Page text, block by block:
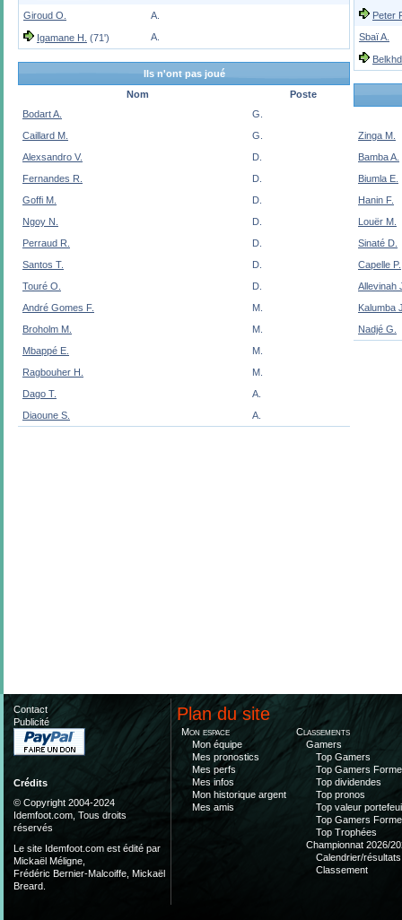
Giroud O. A.
Igamane H. (71') A.
Ils n'ont pas joué
Nom
Poste
Bodart A.
G.
Caillard M.
G.
Alexsandro V.
D.
Fernandes R.
D.
Goffi M.
D.
Ngoy N.
D.
Perraud R.
D.
Santos T.
D.
Touré O.
D.
André Gomes F.
M.
Broholm M.
M.
Mbappé E.
M.
Ragbouher H.
M.
Dago T.
A.
Diaoune S.
A.
Peter
Sbaï A.
Zinga M.
Bamba A.
Biumla E.
Hanin F.
Louër M.
Sinaté D.
Capelle P.
Allevinah
Kalumba
Nadjé G.
Contact
Publicité
Crédits
© Copyright 2004-2024
Idemfoot.com, Tous droits
réservés
Le site Idemfoot.com est édité par
Mickaël Méligne,
Frédéric Bernier-Malcoiffe, Mickaël
Breard.
Plan du site
Mon espace
Mon équipe
Mes pronostics
Mes perfs
Mes infos
Mon historique argent
Mes amis
Classements
Gamers
Top Gamers
Top Gamers Forme
Top dividendes
Top pronos
Top valeur
Top Gamers Forme
Top Trophées
Championnat 2026/
Calendrier/résultats
Classement